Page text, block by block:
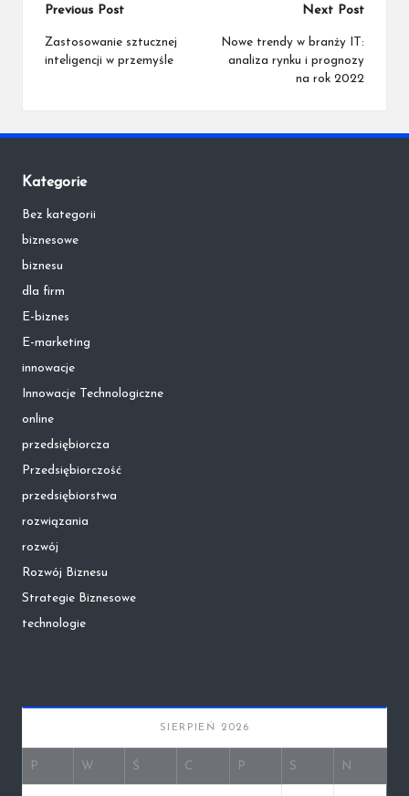
Post
navigation
Previous Post
Zastosowanie sztucznej
inteligencji w przemyśle
Next Post
Nowe trendy w branży IT:
analiza rynku i prognozy
na rok 2022
Kategorie
Bez kategorii
biznesowe
biznesu
dla firm
E-biznes
E-marketing
innowacje
Innowacje Technologiczne
online
przedsiębiorcza
Przedsiębiorczość
przedsiębiorstwa
rozwiązania
rozwój
Rozwój Biznesu
Strategie Biznesowe
technologie
SIERPIEŃ 2026
P W Ś C P S N